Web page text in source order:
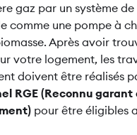
gaz par un système
comme une pompe à
Après avoir
votre logement, les
doivent être réalisés
RGE (Reconnu garant
pour être éligibles